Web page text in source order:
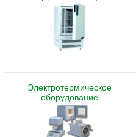
Электротермическое
оборудование